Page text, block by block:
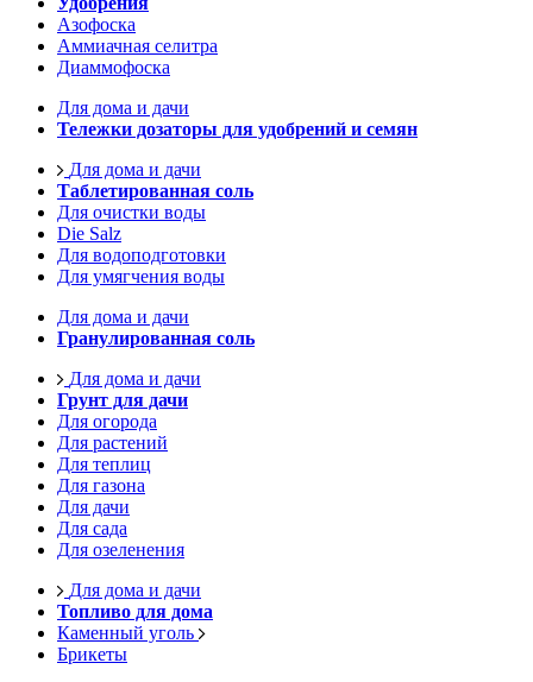
Азофоска
Аммиачная селитра
Диаммофоска
Для дома и дачи
Тележки дозаторы для удобрений и семян
Для дома и дачи
Таблетированная соль
Для очистки воды
Die Salz
Для водоподготовки
Для умягчения воды
Для дома и дачи
Гранулированная соль
Для дома и дачи
Грунт для дачи
Для огорода
Для растений
Для теплиц
Для газона
Для дачи
Для сада
Для озеленения
Для дома и дачи
Топливо для дома
Каменный уголь
Брикеты